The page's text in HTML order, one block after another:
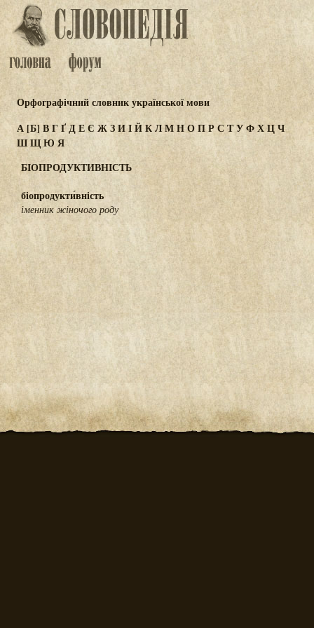
Орфографічний словник української мови
А[Б] ВГҐДЕЄ ЖЗИІЙКЛМНОПР СТУФХЦЧ
ШЩЮЯ
БІОПРОДУКТИВНІСТЬ
біопродукти́вність
іменник жіночого роду